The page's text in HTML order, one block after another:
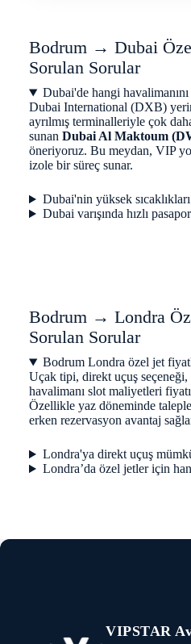
Bodrum → Dubai
Sorulan Sorular
Dubai'de hangi
Dubai International (DXB)
ayrılmış terminalleriyle çok
sunan Dubai Al Maktoum
öneriyoruz. Bu meydan, VIP
izole bir süreç sunar.
Dubai'nin yüksek
Dubai varışında hızlı
Bodrum → Londra
Sorulan Sorular
Bodrum Londra özel jet
Uçak tipi, direkt uçuş
havalimanı slot maliyetleri
Özellikle yaz döneminde
erken rezervasyon avantaj
Londra'ya direkt uçuş
Londra’da özel jetler için
VIPSTAR